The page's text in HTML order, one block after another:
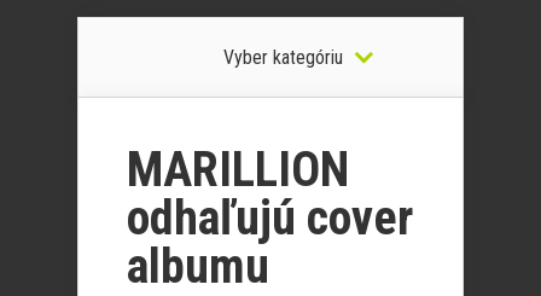
Vyber kategóriu
MARILLION
odhaľujú cover
albumu